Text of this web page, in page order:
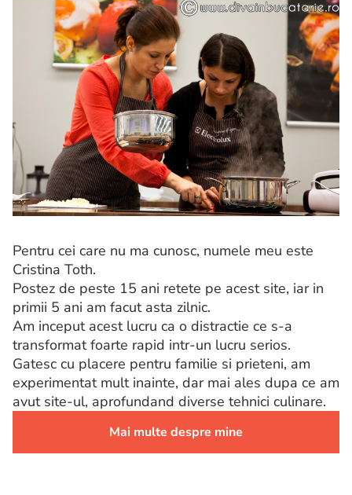
Pentru cei care nu ma cunosc, numele meu este
Cristina Toth.
Postez de peste 15 ani retete pe acest site, iar in
primii 5 ani am facut asta zilnic.
Am inceput acest lucru ca o distractie ce s-a
transformat foarte rapid intr-un lucru serios.
Gatesc cu placere pentru familie si prieteni, am
experimentat mult inainte, dar mai ales dupa ce am
avut site-ul, aprofundand diverse tehnici culinare.
Mai multe despre mine